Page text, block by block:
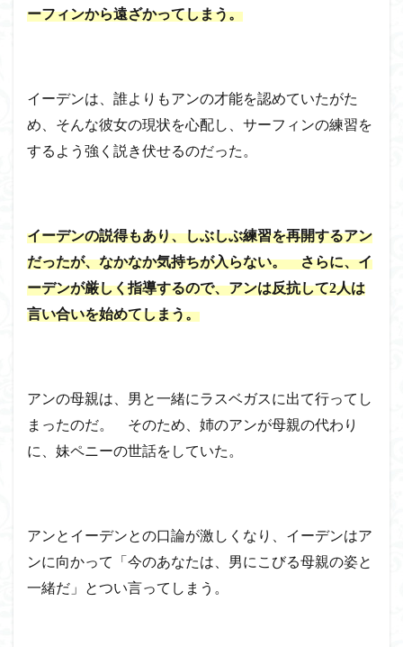
ーフィンから遠ざかってしまう。
イーデンは、誰よりもアンの才能を認めていたがた
め、そんな彼女の現状を心配し、サーフィンの練習を
するよう強く説き伏せるのだった。
イーデンの説得もあり、しぶしぶ練習を再開するアン
だったが、なかなか気持ちが入らない。 さらに、イ
ーデンが厳しく指導するので、アンは反抗して2人は
言い合いを始めてしまう。
アンの母親は、男と一緒にラスベガスに出て行ってし
まったのだ。 そのため、姉のアンが母親の代わり
に、妹ペニーの世話をしていた。
アンとイーデンとの口論が激しくなり、イーデンはア
ンに向かって「今のあなたは、男にこびる母親の姿と
一緒だ」とつい言ってしまう。